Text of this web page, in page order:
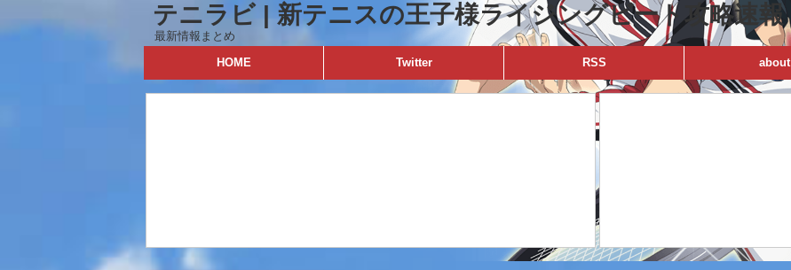
テニラビ | 新テニスの王子様ライジングビート攻略速報
最新情報まとめ
HOME
Twitter RSS about